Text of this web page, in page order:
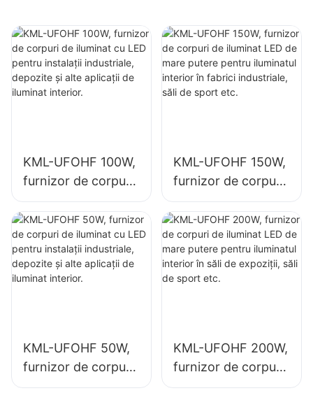
pasajele subterane.
KML-UFOHF 100W,
furnizor de corpuri
de iluminat cu LED
pentru instalații
industriale,
depozite și alte
aplicații de iluminat
KML-UFOHF 150W,
furnizor de corpuri
de iluminat LED de
mare putere pentru
iluminatul interior în
fabrici industriale,
săli de sport etc.
KML-UFOHF 50W,
furnizor de corpuri
de iluminat cu LED
KML-UFOHF 200W,
furnizor de corpuri
de iluminat LED de